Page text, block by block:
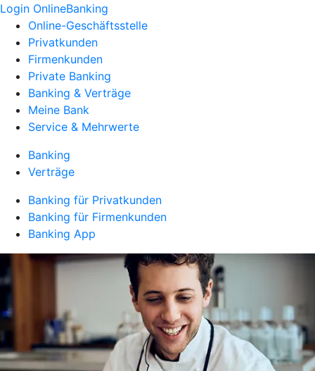
Login OnlineBanking
Online-Geschäftsstelle
Privatkunden
Firmenkunden
Private Banking
Banking & Verträge
Meine Bank
Service & Mehrwerte
Banking
Verträge
Banking für Privatkunden
Banking für Firmenkunden
Banking App